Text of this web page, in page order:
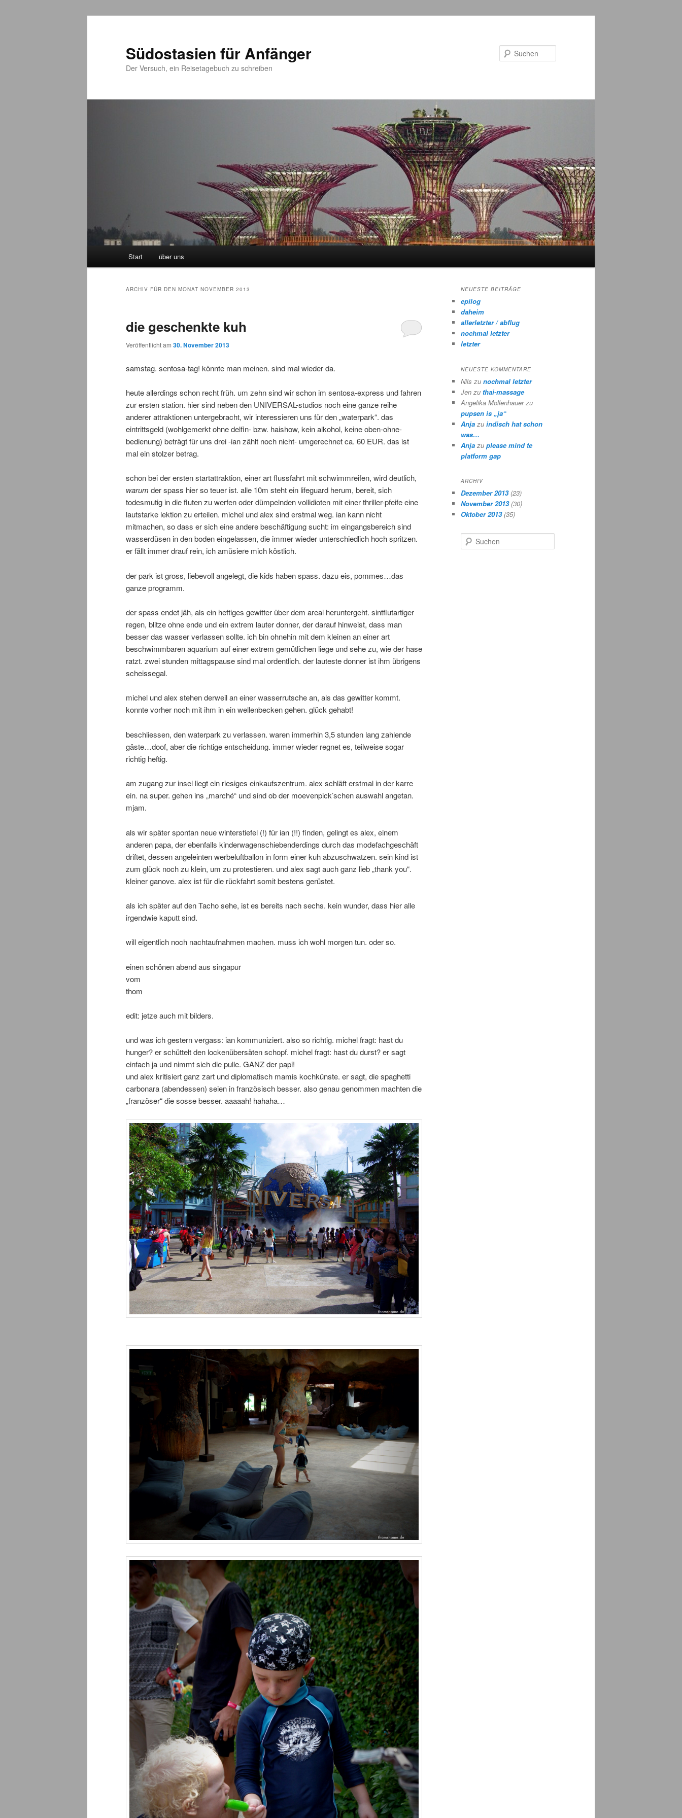
Südostasien für Anfänger
Der Versuch, ein Reisetagebuch zu schreiben
Zum Inhalt wechseln
Zum sekundären Inhalt wechseln
Start über uns
ARCHIV FÜR DEN MONAT NOVEMBER 2013
die geschenkte kuh
Veröffentlicht am 30. November 2013
samstag. sentosa-tag! könnte man meinen. sind mal wieder da.
heute allerdings schon recht früh. um zehn sind wir schon im sentosa-express und fahren
zur ersten station. hier sind neben den UNIVERSAL-studios noch eine ganze reihe
anderer attraktionen untergebracht, wir interessieren uns für den „waterpark“. das
eintrittsgeld (wohlgemerkt ohne delfin- bzw. haishow, kein alkohol, keine oben-ohne-
bedienung) beträgt für uns drei -ian zählt noch nicht- umgerechnet ca. 60 EUR. das ist
mal ein stolzer betrag.
schon bei der ersten startattraktion, einer art flussfahrt mit schwimmreifen, wird deutlich,
warum der spass hier so teuer ist. alle 10m steht ein lifeguard herum, bereit, sich
todesmutig in die fluten zu werfen oder dümpelnden vollidioten mit einer thriller-pfeife eine
lautstarke lektion zu erteilen. michel und alex sind erstmal weg. ian kann nicht
mitmachen, so dass er sich eine andere beschäftigung sucht: im eingangsbereich sind
wasserdüsen in den boden eingelassen, die immer wieder unterschiedlich hoch spritzen.
er fällt immer drauf rein, ich amüsiere mich köstlich.
der park ist gross, liebevoll angelegt, die kids haben spass. dazu eis, pommes…das
ganze programm.
der spass endet jäh, als ein heftiges gewitter über dem areal heruntergeht. sintflutartiger
regen, blitze ohne ende und ein extrem lauter donner, der darauf hinweist, dass man
besser das wasser verlassen sollte. ich bin ohnehin mit dem kleinen an einer art
beschwimmbaren aquarium auf einer extrem gemütlichen liege und sehe zu, wie der hase
ratzt. zwei stunden mittagspause sind mal ordentlich. der lauteste donner ist ihm übrigens
scheissegal.
michel und alex stehen derweil an einer wasserrutsche an, als das gewitter kommt.
konnte vorher noch mit ihm in ein wellenbecken gehen. glück gehabt!
beschliessen, den waterpark zu verlassen. waren immerhin 3,5 stunden lang zahlende
gäste…doof, aber die richtige entscheidung. immer wieder regnet es, teilweise sogar
richtig heftig.
am zugang zur insel liegt ein riesiges einkaufszentrum. alex schläft erstmal in der karre
ein. na super. gehen ins „marché“ und sind ob der moevenpick’schen auswahl angetan.
mjam.
als wir später spontan neue winterstiefel (!) für ian (!!) finden, gelingt es alex, einem
anderen papa, der ebenfalls kinderwagenschiebenderdings durch das modefachgeschäft
driftet, dessen angeleinten werbeluftballon in form einer kuh abzuschwatzen. sein kind ist
zum glück noch zu klein, um zu protestieren. und alex sagt auch ganz lieb „thank you“.
kleiner ganove. alex ist für die rückfahrt somit bestens gerüstet.
als ich später auf den Tacho sehe, ist es bereits nach sechs. kein wunder, dass hier alle
irgendwie kaputt sind.
will eigentlich noch nachtaufnahmen machen. muss ich wohl morgen tun. oder so.
einen schönen abend aus singapur
vom
thom
edit: jetze auch mit bilders.
und was ich gestern vergass: ian kommuniziert. also so richtig. michel fragt: hast du
hunger? er schüttelt den lockenübersäten schopf. michel fragt: hast du durst? er sagt
einfach ja und nimmt sich die pulle. GANZ der papi!
und alex kritisiert ganz zart und diplomatisch mamis kochkünste. er sagt, die spaghetti
carbonara (abendessen) seien in französisch besser. also genau genommen machten die
„französer“ die sosse besser. aaaaah! hahaha…
NEUESTE BEITRÄGE
epilog
daheim
allerletzter / abflug
nochmal letzter
letzter
NEUESTE KOMMENTARE
Nils zu nochmal letzter
Jen zu thai-massage
Angelika Mollenhauerzu
pupsen is „ja“
Anja zu indisch hat schon
was…
Anja zu please mind te
platform gap
ARCHIV
Dezember 2013(23)
November 2013(30)
Oktober 2013(35)
Suchen